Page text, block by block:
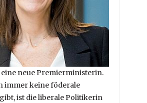
neue Premierministerin.
immer keine föderale
ist die liberale Politikerin